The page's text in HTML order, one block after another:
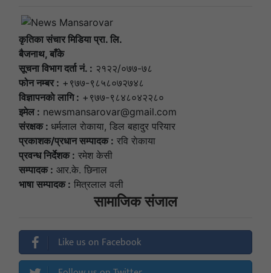
कृतिका संचार मिडिया प्रा. लि.
बैजनाथ, बाँके
सूचना विभाग दर्ता नं. : २१२२/०७७-७८
फोन नम्बर : +९७७-९८५८०७२७४८
विज्ञापनकाे लागि : +९७७-९८४८०४२२८०
इमेल : newsmansarovar@gmail.com
संरक्षक : धर्मलाल राेकाया, डिल बहादुर परियार
प्रकाशक/प्रधान सम्पादक : रवि राेकाया
प्रवन्ध निर्देशक : रमेश केसी
सम्पादक : आर.के. छिनाल
भाषा सम्पादक : मित्रलाल वली
सामाजिक संजाल
Like us on Facebook